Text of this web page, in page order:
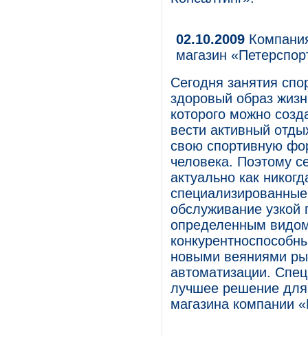
02.10.2009
магазин
Сегодня занятия
здоровый образ
которого можно
вести активный
свою спортивную
человека. Поэтому
актуально как
обслуживание
определенным
новыми веяниями
автоматизации.
лучшее решение для
магазина компании